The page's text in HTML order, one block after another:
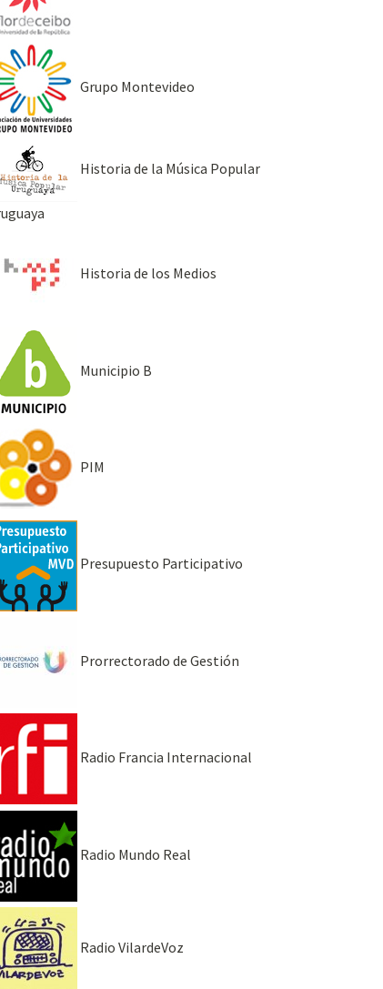
Grupo Montevideo
Historia de la Música Popular
Historia de los Medios
Municipio B
PIM
Presupuesto Participativo
Prorrectorado de Gestión
Radio Francia Internacional
Radio Mundo Real
Radio VilardeVoz